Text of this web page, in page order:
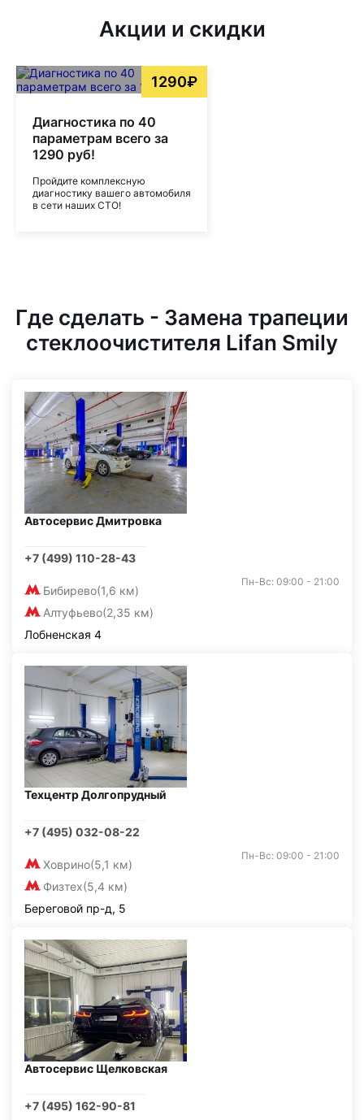
Акции и скидки
1290₽
Диагностика по 40
параметрам всего за
1290 руб!
Пройдите комплексную
диагностику вашего автомобиля
в сети наших СТО!
Где сделать - Замена трапеции
стеклоочистителя Lifan Smily
Автосервис Дмитровка
+7 (499) 110-28-43
Бибирево(1,6 км)
Алтуфьево(2,35 км)
Пн-Вс: 09:00 - 21:00
Лобненская 4
Техцентр Долгопрудный
+7 (495) 032-08-22
Ховрино(5,1 км)
Физтех(5,4 км)
Пн-Вс: 09:00 - 21:00
Береговой пр-д, 5
Автосервис Щелковская
+7 (495) 162-90-81